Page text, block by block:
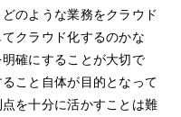
のような業務をクラウド
クラウド化するのかな
確にすることが大切で
こと自体が目的となって
を十分に活かすことは難